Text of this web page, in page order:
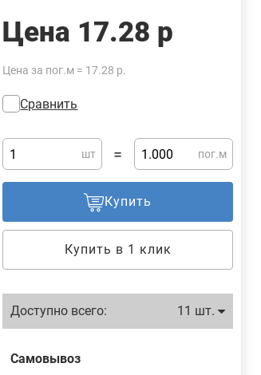
Цена 17.28 р
Цена за пог.м = 17.28 р.
Сравнить
шт = пог.м
Купить
Купить в 1 клик
Доступно всего: 11 шт.
Самовывоз